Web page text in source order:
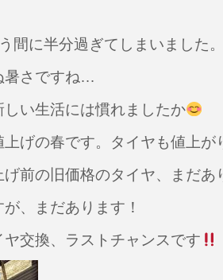
間に半分過ぎてしまいました。
暑さですね…
い生活には慣れましたか
げの春です。タイヤも値上が
前の旧価格のタイヤ、まだあ
、まだあります！
ヤ交換、ラストチャンスです